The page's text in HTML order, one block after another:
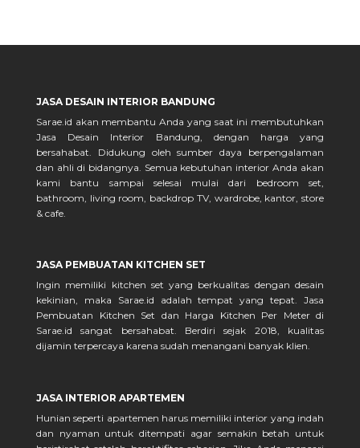
JASA DESAIN INTERIOR BANDUNG
Sarae.id akan membantu Anda yang saat ini membutuhkan
Jasa Desain Interior Bandung, dengan harga yang
bersahabat. Didukung oleh sumber daya berpengalaman
dan ahli di bidangnya. Semua kebutuhan interior Anda akan
kami bantu sampai selesai mulai dari bedroom set,
bathroom, living room, backdrop TV, wardrobe, kantor, store
& cafe.
JASA PEMBUATAN KITCHEN SET
Ingin memiliki kitchen set yang berkualitas dengan desain
kekinian, maka Sarae.id adalah tempat yang tepat. Jasa
Pembuatan Kitchen Set dan Harga Kitchen Per Meter di
Sarae.id sangat bersahabat. Berdiri sejak 2018, kualitas
dijamin terpercaya karena sudah menangani banyak klien.
JASA INTERIOR APARTEMEN
Hunian seperti apartemen harus memiliki interior yang indah
dan nyaman untuk ditempati agar semakin betah untuk